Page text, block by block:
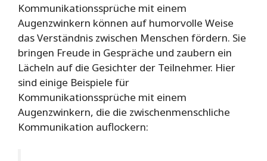
Kommunikationssprüche mit einem
Augenzwinkern können auf humorvolle Weise
das Verständnis zwischen Menschen fördern. Sie
bringen Freude in Gespräche und zaubern ein
Lächeln auf die Gesichter der Teilnehmer. Hier
sind einige Beispiele für
Kommunikationssprüche mit einem
Augenzwinkern, die die zwischenmenschliche
Kommunikation auflockern: